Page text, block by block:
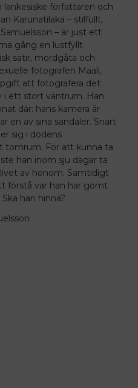
lankesiske författaren och
Karunatilaka – stilfullt,
– är just ett
gång en lustfyllt
satir, mordgåta och
fotografen Maali,
att fotografera det
i ett stort väntrum. Han
där: hans kamera är
en av sina sandaler. Snart
sig i dödens
tomrum. För att kunna ta
han inom sju dagar ta
av honom. Samtidigt
förstå var han har gömt
han hinna?